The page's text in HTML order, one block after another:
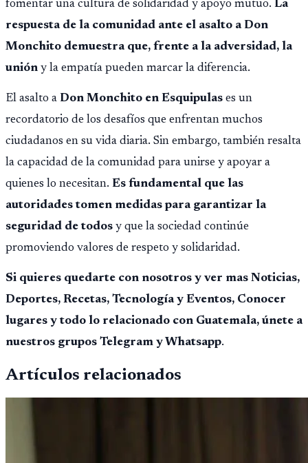
fomentar una cultura de solidaridad y apoyo mutuo. La
respuesta de la comunidad ante el asalto a Don
Monchito demuestra que, frente a la adversidad, la
unión y la empatía pueden marcar la diferencia.
El asalto a Don Monchito en Esquipulas es un
recordatorio de los desafíos que enfrentan muchos
ciudadanos en su vida diaria. Sin embargo, también resalta
la capacidad de la comunidad para unirse y apoyar a
quienes lo necesitan. Es fundamental que las
autoridades tomen medidas para garantizar la
seguridad de todos y que la sociedad continúe
promoviendo valores de respeto y solidaridad.
Si quieres quedarte con nosotros y ver mas Noticias,
Deportes, Recetas, Tecnología y Eventos, Conocer
lugares y todo lo relacionado con Guatemala, únete a
nuestros grupos Telegram y Whatsapp.
Artículos relacionados